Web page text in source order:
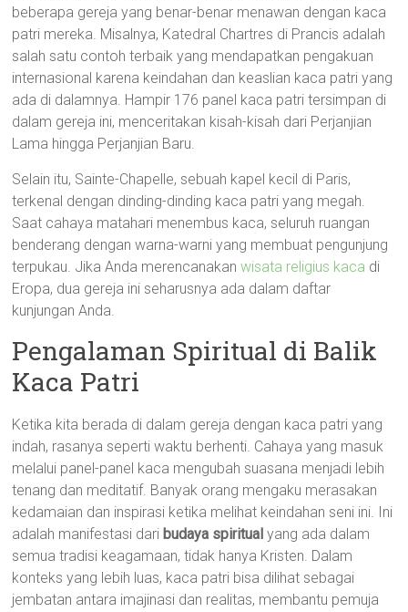
beberapa gereja yang benar-benar menawan dengan kaca
patri mereka. Misalnya, Katedral Chartres di Prancis adalah
salah satu contoh terbaik yang mendapatkan pengakuan
internasional karena keindahan dan keaslian kaca patri yang
ada di dalamnya. Hampir 176 panel kaca patri tersimpan di
dalam gereja ini, menceritakan kisah-kisah dari Perjanjian
Lama hingga Perjanjian Baru.
Selain itu, Sainte-Chapelle, sebuah kapel kecil di Paris,
terkenal dengan dinding-dinding kaca patri yang megah.
Saat cahaya matahari menembus kaca, seluruh ruangan
benderang dengan warna-warni yang membuat pengunjung
terpukau. Jika Anda merencanakanwisata religius kaca di
Eropa, dua gereja ini seharusnya ada dalam daftar
kunjungan Anda.
Pengalaman Spiritual di Balik
Kaca Patri
Ketika kita berada di dalam gereja dengan kaca patri yang
indah, rasanya seperti waktu berhenti. Cahaya yang masuk
melalui panel-panel kaca mengubah suasana menjadi lebih
tenang dan meditatif. Banyak orang mengaku merasakan
kedamaian dan inspirasi ketika melihat keindahan seni ini. Ini
adalah manifestasi dari budaya spiritual yang ada dalam
semua tradisi keagamaan, tidak hanya Kristen. Dalam
konteks yang lebih luas, kaca patri bisa dilihat sebagai
jembatan antara imajinasi dan realitas, membantu pemuja